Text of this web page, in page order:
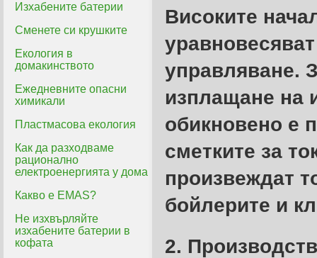
Изхабените батерии
Сменете си крушките
Екология в
домакинството
Ежедневните опасни
химикали
Пластмасова екология
Как да разходваме
рационално
електроенергията у дома
Какво е EMAS?
Не изхвърляйте
изхабените батерии в
кофата
Високите
управляване.
изплащане на
обикновено е
сметките за
произвеждат
бойлерите и
2.